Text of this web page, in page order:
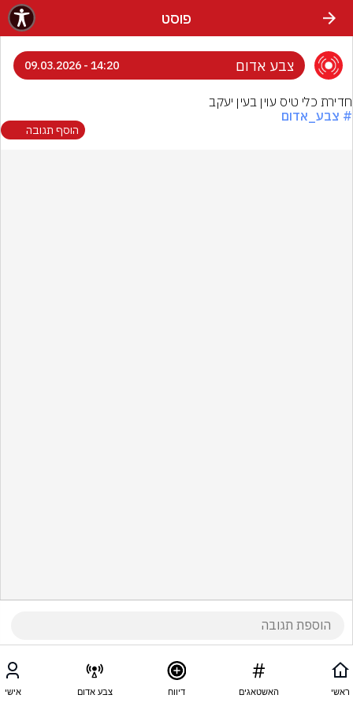
פוסט
צבע אדום 14:20 - 09.03.2026
חדירת כלי טיס עוין בעין יעקב
# צבע_אדום
הוסף תגובה
ראשי האשטאגים דיווח צבע אדום אישי